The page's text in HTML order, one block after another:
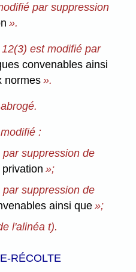
par suppression
».
est modifié par
convenables ainsi
normes».
:
suppression de
»;
suppression de
ainsi que »;
l'alinéa t).
RÉCOLTE